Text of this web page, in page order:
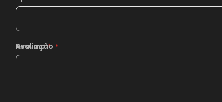
Resumo
Avaliação